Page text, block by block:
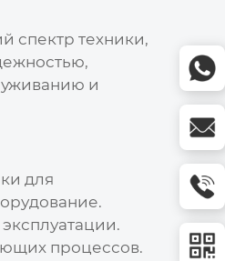
спектр техники,
и
для
процессов.